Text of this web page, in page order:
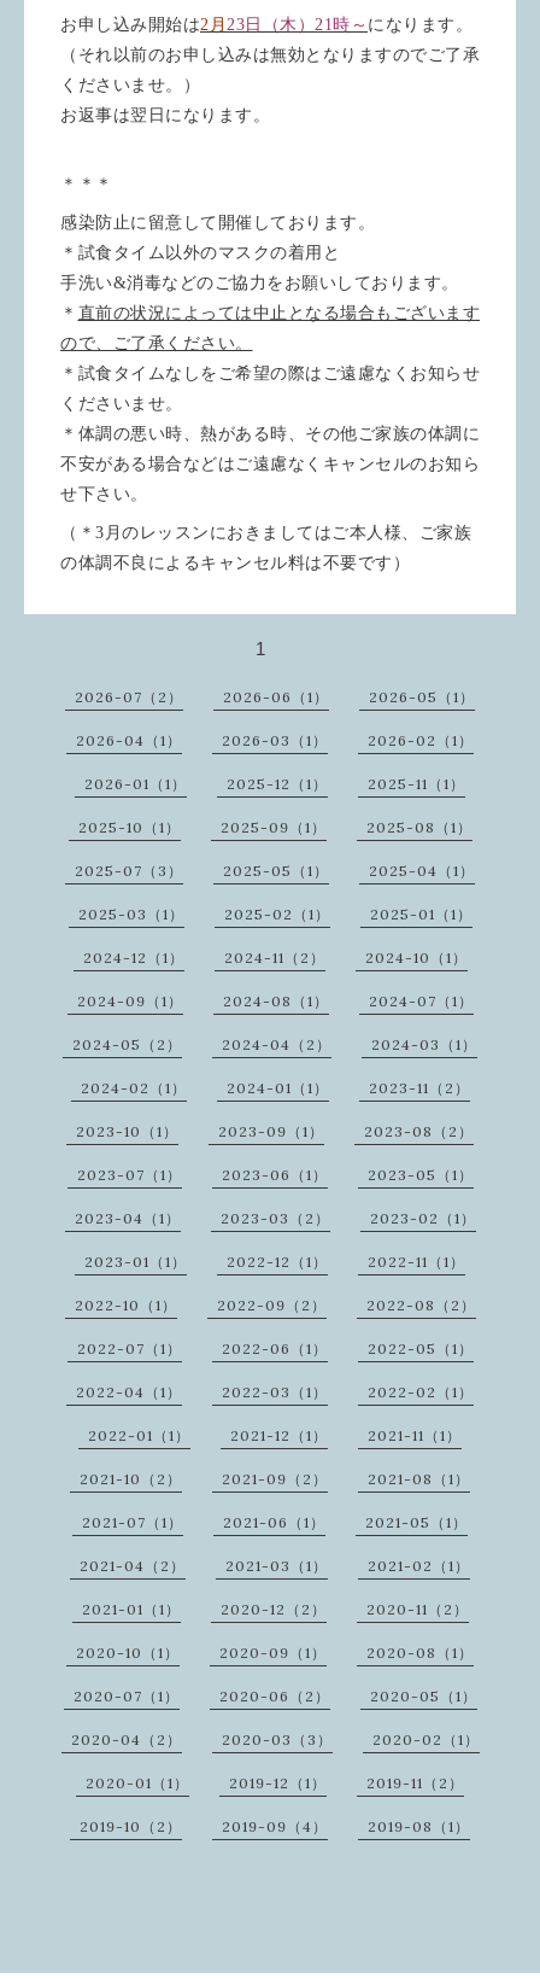
お申し込み開始は2月 23日（木）21時～ になります。
（それ以前のお申し込みは無効となりますのでご了承
くださいませ。）
お返事は翌日になります。
＊＊＊
感染防止に留意して開催しております。
＊試食タイム以外のマスクの着用と
手洗い&消毒などのご協力をお願いしております。
＊ 直前の状況によっては中止となる場合もございます
ので、ご了承ください。
＊試食タイムなしをご希望の際はご遠慮なくお知らせ
くださいませ。
＊体調の悪い時、熱がある時、その他ご家族の体調に
不安がある場合などはご遠慮なくキャンセルのお知ら
せ下さい。
（＊3月のレッスンにおきましてはご本人様、ご家族
の体調不良によるキャンセル料は不要です）
1
2026-07（2） 2026-06（1） 2026-05（1）
2026-04（1） 2026-03（1） 2026-02（1）
2026-01（1） 2025-12（1） 2025-11（1）
2025-10（1） 2025-09（1） 2025-08（1）
2025-07（3） 2025-05（1） 2025-04（1）
2025-03（1） 2025-02（1） 2025-01（1）
2024-12（1） 2024-11（2） 2024-10（1）
2024-09（1） 2024-08（1） 2024-07（1）
2024-05（2） 2024-04（2） 2024-03（1）
2024-02（1） 2024-01（1） 2023-11（2）
2023-10（1） 2023-09（1） 2023-08（2）
2023-07（1） 2023-06（1） 2023-05（1）
2023-04（1） 2023-03（2） 2023-02（1）
2023-01（1） 2022-12（1） 2022-11（1）
2022-10（1） 2022-09（2） 2022-08（2）
2022-07（1） 2022-06（1） 2022-05（1）
2022-04（1） 2022-03（1） 2022-02（1）
2022-01（1） 2021-12（1） 2021-11（1）
2021-10（2） 2021-09（2） 2021-08（1）
2021-07（1） 2021-06（1） 2021-05（1）
2021-04（2） 2021-03（1） 2021-02（1）
2021-01（1） 2020-12（2） 2020-11（2）
2020-10（1） 2020-09（1） 2020-08（1）
2020-07（1） 2020-06（2） 2020-05（1）
2020-04（2） 2020-03（3） 2020-02（1）
2020-01（1） 2019-12（1） 2019-11（2）
2019-10（2） 2019-09（4） 2019-08（1）